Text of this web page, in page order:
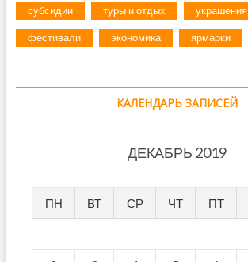
субсидии туры и отдых украшения
фестивали экономика ярмарки
КАЛЕНДАРЬ ЗАПИСЕЙ
ДЕКАБРЬ 2019
ПН ВТ СР ЧТ ПТ